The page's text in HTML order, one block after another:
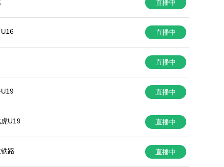
直播中
直播中
直播中
直播中
U19 直播中
路 直播中